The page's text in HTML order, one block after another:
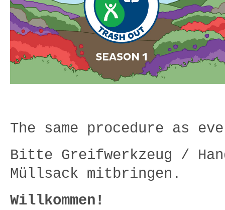
The same procedure as
Bitte Greifwerkzeug /
Müllsack mitbringen.
Willkommen!